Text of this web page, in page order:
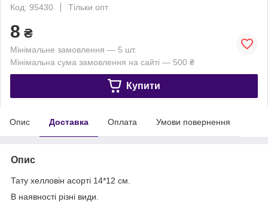
Код: 95430
Тільки опт
8 ₴
Мінімальне замовлення — 5 шт.
Мінімальна сума замовлення на сайті — 500 ₴
Купити
Опис Доставка Оплата Умови повернення
Опис
Тату хелловін асорті 14*12 см.
В наявності різні види.